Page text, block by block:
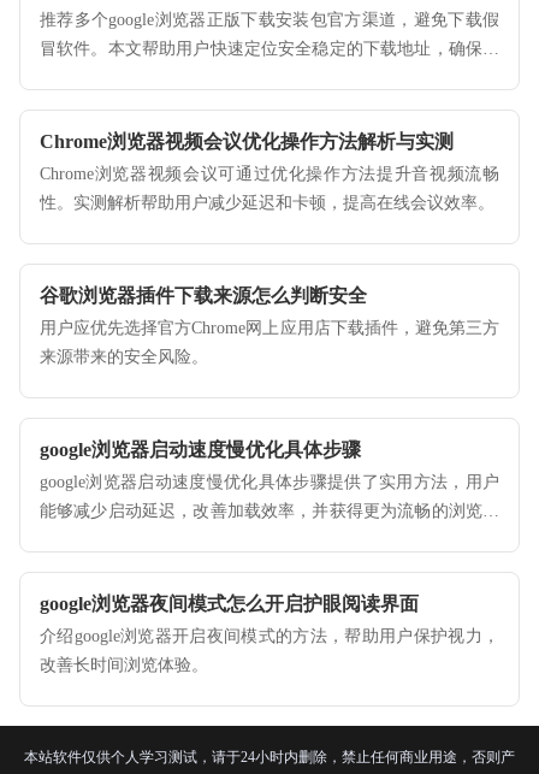
推荐多个google浏览器正版下载安装包官方渠道，避免下载假
冒软件。本文帮助用户快速定位安全稳定的下载地址，确保浏
Chrome浏览器视频会议优化操作方法解析与实测
Chrome浏览器视频会议可通过优化操作方法提升音视频流畅
性。实测解析帮助用户减少延迟和卡顿，提高在线会议效率。
谷歌浏览器插件下载来源怎么判断安全
用户应优先选择官方Chrome网上应用店下载插件，避免第三方
来源带来的安全风险。
google浏览器启动速度慢优化具体步骤
google浏览器启动速度慢优化具体步骤提供了实用方法，用户
能够减少启动延迟，改善加载效率，并获得更为流畅的浏览体
google浏览器夜间模式怎么开启护眼阅读界面
介绍google浏览器开启夜间模式的方法，帮助用户保护视力，
改善长时间浏览体验。
本站软件仅供个人学习测试，请于24小时内删除，禁止任何商业用途，否则产